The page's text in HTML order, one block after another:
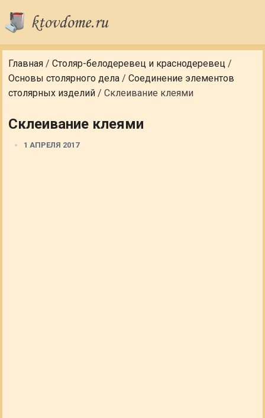
Главная /Столяр-белодеревец и краснодеревец /
Основы столярного дела /Соединение элементов
столярных изделий /Склеивание клеями
Склеивание клеями
1 АПРЕЛЯ 2017